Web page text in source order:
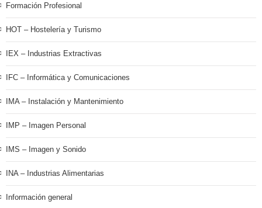
Formación Profesional
HOT – Hostelería y Turismo
IEX – Industrias Extractivas
IFC – Informática y Comunicaciones
IMA – Instalación y Mantenimiento
IMP – Imagen Personal
IMS – Imagen y Sonido
INA – Industrias Alimentarias
Información general